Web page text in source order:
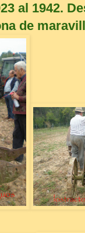
al 1942.
de